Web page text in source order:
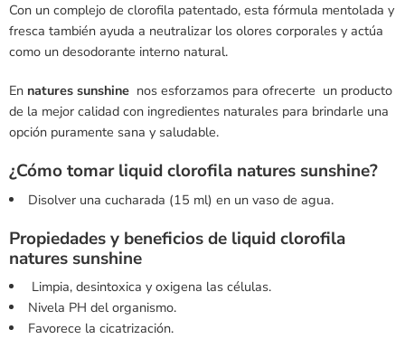
Con un complejo de clorofila patentado, esta fórmula mentolada y
fresca también ayuda a neutralizar los olores corporales y actúa
como un desodorante interno natural.
En natures sunshine nos esforzamos para ofrecerte un producto
de la mejor calidad con ingredientes naturales para brindarle una
opción puramente sana y saludable.
¿Cómo tomar liquid clorofila natures sunshine?
Disolver una cucharada (15 ml) en un vaso de agua.
Propiedades y beneficios de liquid clorofila
natures sunshine
Limpia, desintoxica y oxigena las células.
Nivela PH del organismo.
Favorece la cicatrización.